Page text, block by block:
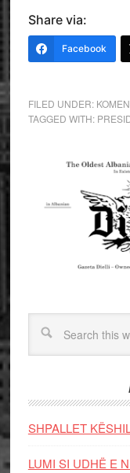
Share via:
Facebook
FILED UNDER:
TAGGED WITH:
SHPALLET
LUMI SI UDHË E